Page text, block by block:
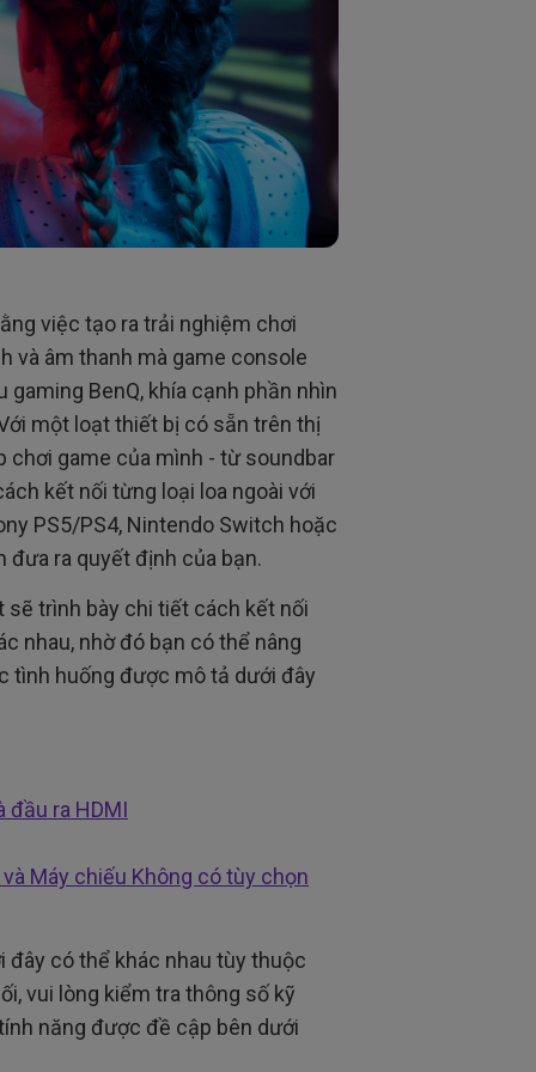
việc tạo ra trải nghiệm chơi
và âm thanh mà game console
BenQ, khía cạnh phần nhìn
một loạt thiết bị có sẵn trên thị
chơi game của mình - từ soundbar
kết nối từng loại loa ngoài với
PS5/PS4, Nintendo Switch hoặc
đưa ra quyết định của bạn.
sẽ trình bày chi tiết cách kết nối
nhau, nhờ đó bạn có thể nâng
tình huống được mô tả dưới đây
đầu ra HDMI
Máy chiếu Không có tùy chọn
có thể khác nhau tùy thuộc
vui lòng kiểm tra thông số kỹ
năng được đề cập bên dưới